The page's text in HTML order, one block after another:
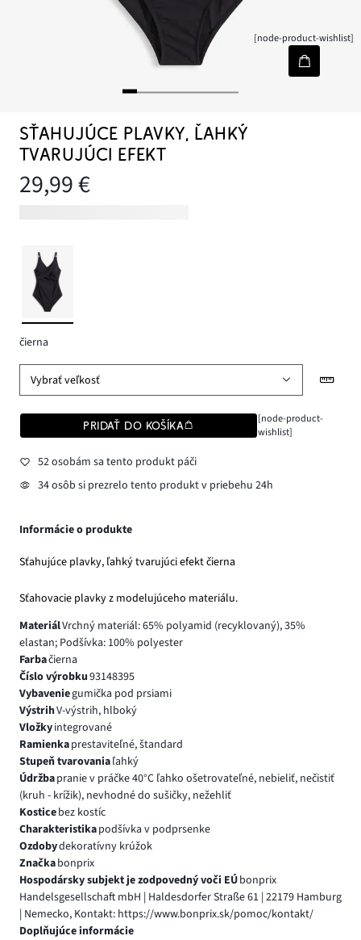
[node-product-wishlist]
SŤAHUJÚCE PLAVKY, ĽAHKÝ
TVARUJÚCI EFEKT
29,99 €
čierna
Vybrať veľkosť
PRIDAŤ DO KOŠÍKA
[node-product-
wishlist]
52 osobám sa tento produkt páči
34 osôb si prezrelo tento produkt v priebehu 24h
Informácie o produkte
Sťahujúce plavky, ľahký tvarujúci efekt čierna
Sťahovacie plavky z modelujúceho materiálu.
MateriálVrchný materiál: 65% polyamid (recyklovaný), 35%
elastan; Podšívka: 100% polyester
Farbačierna
Číslo výrobku93148395
Vybaveniegumička pod prsiami
VýstrihV-výstrih, hlboký
Vložkyintegrované
Ramienkaprestaviteľné, štandard
Stupeň tvarovaniaľahký
Údržbapranie v práčke 40°C ľahko ošetrovateľné, nebieliť, nečistiť
(kruh - krížik), nevhodné do sušičky, nežehliť
Kosticebez kostíc
Charakteristikapodšívka v podprsenke
Ozdobydekoratívny krúžok
Značkabonprix
Hospodársky subjekt je zodpovedný voči EÚbonprix
Handelsgesellschaft mbH | Haldesdorfer Straße 61 | 22179 Hamburg
| Nemecko, Kontakt: https://www.bonprix.sk/pomoc/kontakt/
Doplňujúce informácie